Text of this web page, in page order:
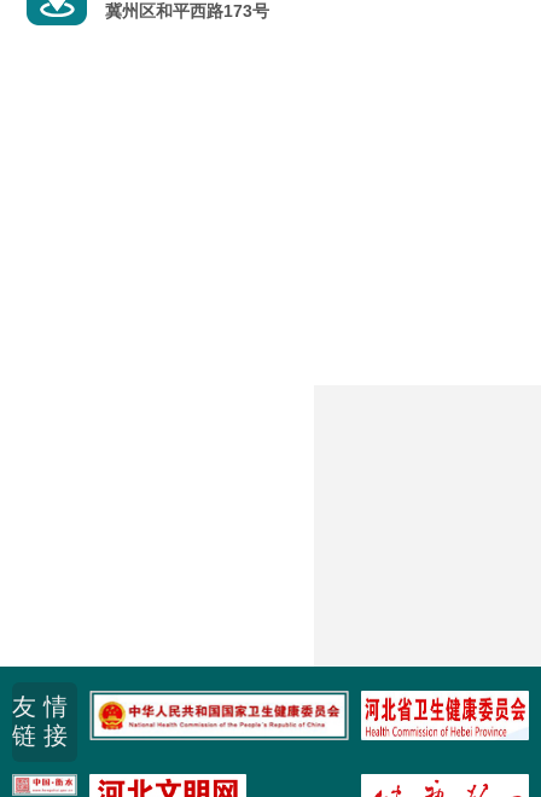
冀州区和平西路173号
友 情
链 接